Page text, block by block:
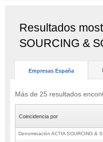
Resultados
SOURCING &
Empresas España
Más de 25 resultados
Coincidencia por
Denominación ACTIA SOURCING &